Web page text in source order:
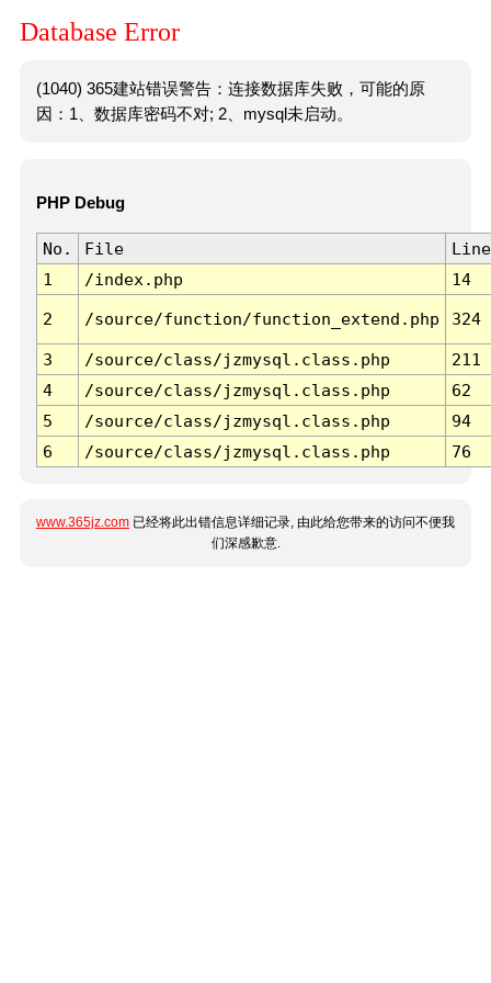
Database Error
(1040) 365建站错误警告：连接数据库失败，可能的原
因：1、数据库密码不对; 2、mysql未启动。
PHP Debug
No. File
Line
1
/index.php 14
2 /source/function/function_extend.php 324
3 /source/class/jzmysql.class.php
211
4
/source/class/jzmysql.class.php
62
5
/source/class/jzmysql.class.php
94
6
/source/class/jzmysql.class.php 76
www.365jz.com 已经将此出错信息详细记录, 由此给您带来的访问不便我
们深感歉意.